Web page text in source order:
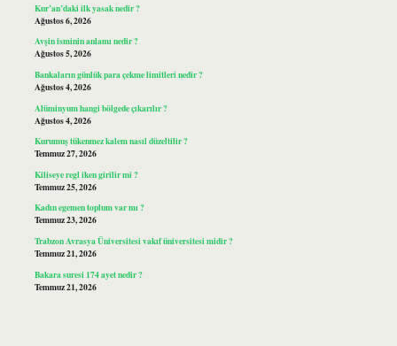
Kur’an’daki ilk yasak nedir ?
Ağustos 6, 2026
Avşin isminin anlamı nedir ?
Ağustos 5, 2026
Bankaların günlük para çekme limitleri nedir ?
Ağustos 4, 2026
Alüminyum hangi bölgede çıkarılır ?
Ağustos 4, 2026
Kurumuş tükenmez kalem nasıl düzeltilir ?
Temmuz 27, 2026
Kiliseye regl iken girilir mi ?
Temmuz 25, 2026
Kadın egemen toplum var mı ?
Temmuz 23, 2026
Trabzon Avrasya Üniversitesi vakıf üniversitesi midir ?
Temmuz 21, 2026
Bakara suresi 174 ayet nedir ?
Temmuz 21, 2026